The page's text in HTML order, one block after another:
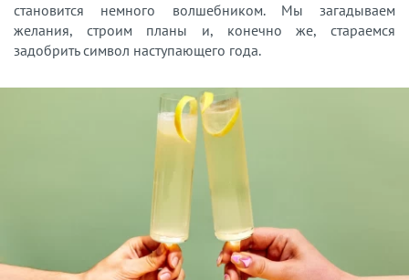
становится немного волшебником. Мы загадываем
желания, строим планы и, конечно же, стараемся
задобрить символ наступающего года.